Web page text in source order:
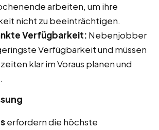
arbeiten, um ihre
nicht zu beeinträchtigen.
Verfügbarkeit: Nebenjobber
Verfügbarkeit und müssen
klar im Voraus planen und
erfordern die höchste